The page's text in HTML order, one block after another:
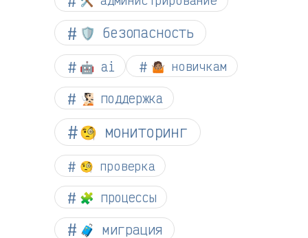
🛡️ безопасность
🤖 ai 🤷🏽 новичкам
🧏🏻 поддержка
🧐 мониторинг
🧐 проверка
🧩 процессы
🧳 миграция